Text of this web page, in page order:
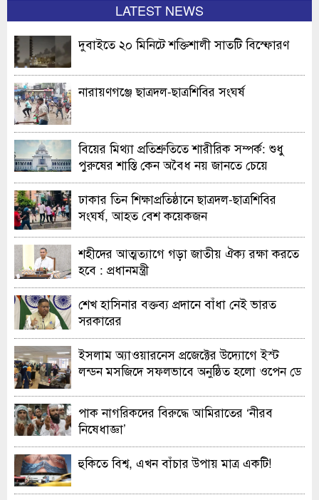
LATEST NEWS
দুবাইতে ২০ মিনিটে শক্তিশালী সাতটি বিস্ফোরণ
নারায়ণগঞ্জে ছাত্রদল-ছাত্রশিবির সংঘর্ষ
বিয়ের মিথ্যা প্রতিশ্রুতিতে শারীরিক সম্পর্ক: শুধু
পুরুষের শাস্তি কেন অবৈধ নয় জানতে চেয়ে
হাইকোর্টের রুল
ঢাকার তিন শিক্ষাপ্রতিষ্ঠানে ছাত্রদল-ছাত্রশিবির
সংঘর্ষ, আহত বেশ কয়েকজন
শহীদের আত্মত্যাগে গড়া জাতীয় ঐক্য রক্ষা করতে
হবে : প্রধানমন্ত্রী
শেখ হাসিনার বক্তব্য প্রদানে বাঁধা নেই ভারত
সরকারের
ইসলাম অ্যাওয়ারনেস প্রজেক্টের উদ্যোগে ইস্ট
লন্ডন মসজিদে সফলভাবে অনুষ্ঠিত হলো ওপেন ডে
পাক নাগরিকদের বিরুদ্ধে আমিরাতের ‘নীরব
নিষেধাজ্ঞা’
হুকিতে বিশ্ব, এখন বাঁচার উপায় মাত্র একটি!